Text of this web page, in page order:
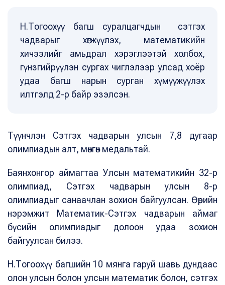
Н.Тогоохүү багш суралцагчдын сэтгэх
чадварыг хөгжүүлэх, математикийн
хичээлийг амьдрал хэрэглээтэй холбох,
гүнзгийрүүлэн сургах чиглэлээр улсад хоёр
удаа багш нарын сурган хүмүүжүүлэх
илтгэлд 2-р байр эзэлсэн.
Түүнчлэн Сэтгэх чадварын улсын 7,8 дугаар
олимпиадын алт, мөнгөн медальтай.
Баянхонгор аймагтаа Улсын математикийн 32-р
олимпиад, Сэтгэх чадварын улсын 8-р
олимпиадыг санаачлан зохион байгуулсан. Өөрийн
нэрэмжит Математик-Сэтгэх чадварын аймаг
бүсийн олимпиадыг долоон удаа зохион
байгуулсан билээ.
Н.Тогоохүү багшийн 10 мянга гаруй шавь дундаас
олон улсын болон улсын математик болон, сэтгэх